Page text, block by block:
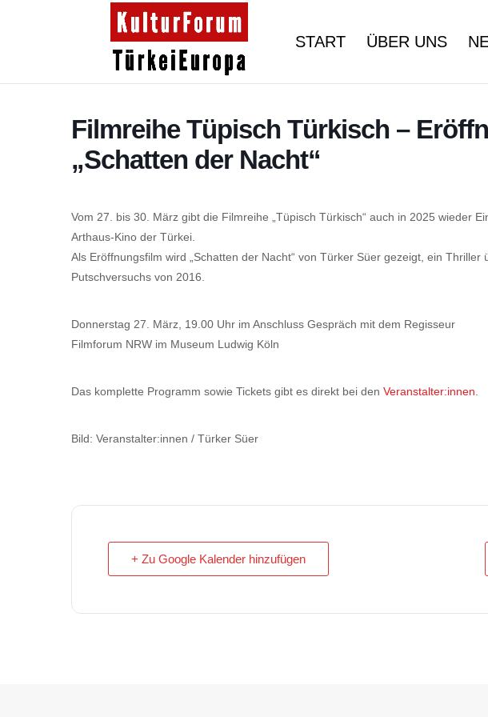
START ÜBER UNS
Filmreihe Tüpisch Türkisch –
„Schatten der Nacht“
Vom 27. bis 30. März gibt die Filmreihe „Tüpisch Türkisch“ auch in 2025 wieder
Arthaus-Kino der Türkei.
Als Eröffnungsfilm wird „Schatten der Nacht“ von Türker Süer gezeigt, ein
Putschversuchs von 2016.
Donnerstag 27. März, 19.00 Uhr im Anschluss Gespräch mit dem Regisseur
Filmforum NRW im Museum Ludwig Köln
Das komplette Programm sowie Tickets gibt es direkt bei den Veranstalter:innen
Bild: Veranstalter:innen / Türker Süer
+ Zu Google Kalender hinzufügen